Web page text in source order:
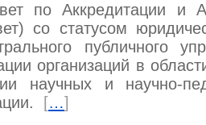
по Аккредитации и
со статусом
публичного
организаций в
научных и научно-
[…]